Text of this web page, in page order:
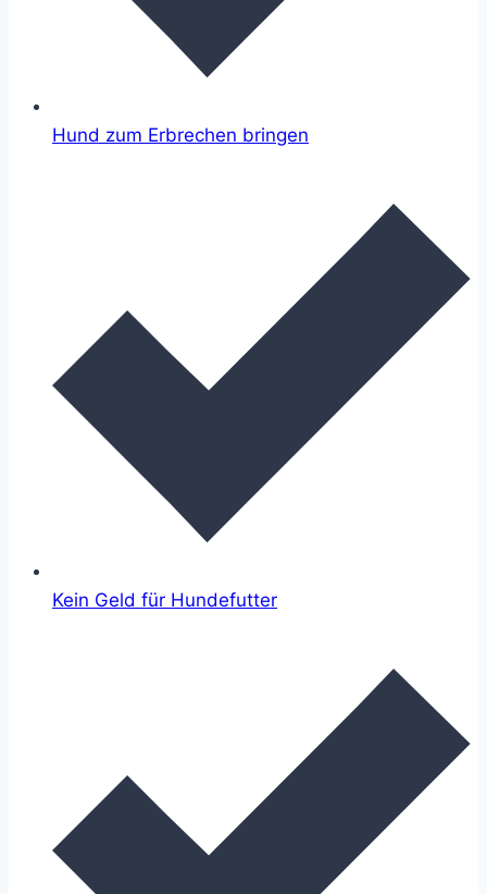
Hund zum Erbrechen bringen
Kein Geld für Hundefutter